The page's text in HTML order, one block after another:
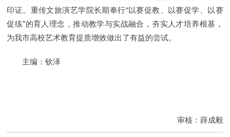
印证。重传文旅演艺学院长期奉行“以赛促教、以赛促学、以赛
促练”的育人理念，推动教学与实战融合，夯实人才培养根基，
为我市高校艺术教育提质增效做出了有益的尝试。
主编：钦泽
审核：薛成毅